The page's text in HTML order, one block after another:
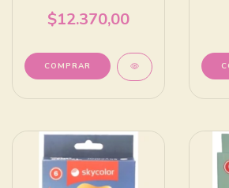
$12.370,00